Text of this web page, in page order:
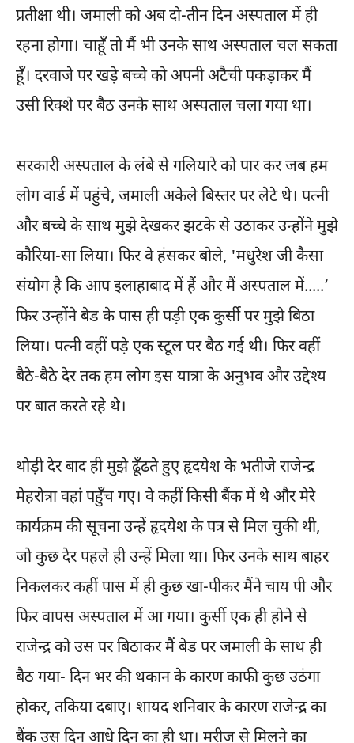
प्रतीक्षा थी। जमाली को अब दो-तीन दिन अस्पताल में ही
रहना होगा। चाहूँ तो मैं भी उनके साथ अस्पताल चल सकता
हूँ। दरवाजे पर खड़े बच्चे को अपनी अटैची पकड़ाकर मैं
उसी रिक्शे पर बैठ उनके साथ अस्पताल चला गया था।
सरकारी अस्पताल के लंबे से गलियारे को पार कर जब हम
लोग वार्ड में पहुंचे, जमाली अकेले बिस्तर पर लेटे थे। पत्नी
और बच्चे के साथ मुझे देखकर झटके से उठाकर उन्होंने मुझे
कौरिया-सा लिया। फिर वे हंसकर बोले, 'मधुरेश जी कैसा
संयोग है कि आप इलाहाबाद में हैं और मैं अस्पताल में.....’
फिर उन्होंने बेड के पास ही पड़ी एक कुर्सी पर मुझे बिठा
लिया। पत्नी वहीं पड़े एक स्टूल पर बैठ गई थी। फिर वहीं
बैठे-बैठे देर तक हम लोग इस यात्रा के अनुभव और उद्देश्य
पर बात करते रहे थे।
थोड़ी देर बाद ही मुझे ढूँढते हुए हृदयेश के भतीजे राजेन्द्र
मेहरोत्रा वहां पहुँच गए। वे कहीं किसी बैंक में थे और मेरे
कार्यक्रम की सूचना उन्हें हृदयेश के पत्र से मिल चुकी थी,
जो कुछ देर पहले ही उन्हें मिला था। फिर उनके साथ बाहर
निकलकर कहीं पास में ही कुछ खा-पीकर मैंने चाय पी और
फिर वापस अस्पताल में आ गया। कुर्सी एक ही होने से
राजेन्द्र को उस पर बिठाकर मैं बेड पर जमाली के साथ ही
बैठ गया- दिन भर की थकान के कारण काफी कुछ उठंगा
होकर, तकिया दबाए। शायद शनिवार के कारण राजेन्द्र का
बैंक उस दिन आधे दिन का ही था। मरीज से मिलने का